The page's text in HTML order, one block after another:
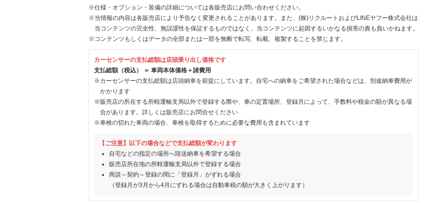
※仕様・オプション・装備の詳細については各販売店にお問い合わせください。
※当情報の内容は各販売店により予告なく変更されることがあります。また、(株)リクルートおよびLINEヤフー株式会社は
当コンテンツの完全性、無誤謬性を保証するものではなく、当コンテンツに起因するいかなる損害の責も負いかねます。
※コンテンツもしくはデータの全部または一部を無断で転写、転載、複製することを禁じます。
カーセンサーの支払総額は店頭乗り出し価格です
支払総額（税込） ＝ 車両本体価格＋諸費用
※カーセンサーの支払総額は店頭納車を前提にしています。自宅への納車をご希望された場合などは、別途納車費用が
かかります
※販売店の所在する所轄運輸支局以外で登録する際や、車の定置場所、登録月によって、手数料や税金の額が異なる場
合があります。詳しくは販売店にお問合せください
※車検の切れた車両の場合、車検を取得するために必要な費用も含まれています
【ご注意】以下の場合などで支払総額が変わります
自宅などの指定の場所へ陸送納車を希望する場合
販売店所在地の所轄運輸支局以外で登録する場合
商談～契約～登録の間に「登録月」がずれる場合
（登録月が3月から4月にずれる場合は自動車税の額が大きく上がります）